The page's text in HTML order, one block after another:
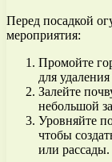
Перед посадкой
мероприятия:
Промойте
для
Залейте
небольшой
Уровняйте
чтобы
или рассады.